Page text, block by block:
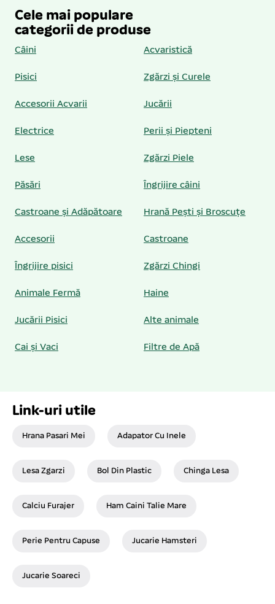
Cele mai populare
categorii de produse
Câini Acvaristică
Pisici Zgărzi și Curele
Accesorii Acvarii Jucării
Electrice Perii și Piepteni
Lese Zgărzi Piele
Păsări Îngrijire câini
Castroane și Adăpătoare Hrană Pești și Broscuțe
Accesorii Castroane
Îngrijire pisici Zgărzi Chingi
Animale Fermă Haine
Jucării Pisici Alte animale
Cai și Vaci Filtre de Apă
Link-uri utile
Hrana Pasari Mei Adapator Cu Inele
Lesa Zgarzi Bol Din Plastic Chinga Lesa
Calciu Furajer Ham Caini Talie Mare
Perie Pentru Capuse Jucarie Hamsteri
Jucarie Soareci